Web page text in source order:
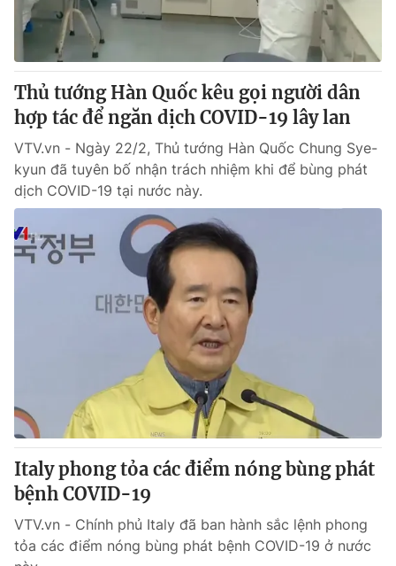
Thủ tướng Hàn Quốc kêu gọi người dân
hợp tác để ngăn dịch COVID-19 lây lan
VTV.vn - Ngày 22/2, Thủ tướng Hàn Quốc Chung Sye-
kyun đã tuyên bố nhận trách nhiệm khi để bùng phát
dịch COVID-19 tại nước này.
Italy phong tỏa các điểm nóng bùng phát
bệnh COVID-19
VTV.vn - Chính phủ Italy đã ban hành sắc lệnh phong
tỏa các điểm nóng bùng phát bệnh COVID-19 ở nước